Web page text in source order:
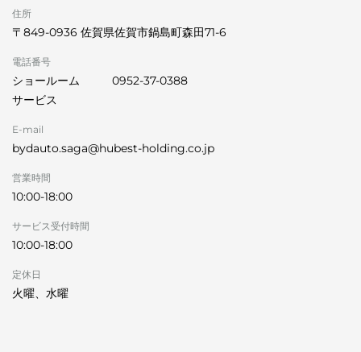
住所
〒849-0936 佐賀県佐賀市鍋島町森田71-6
電話番号
ショールーム
0952-37-0388
サービス
E-mail
bydauto.saga@hubest-holding.co.jp
営業時間
10:00-18:00
サービス受付時間
10:00-18:00
定休日
火曜、水曜